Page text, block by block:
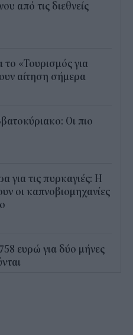
από τις διεθνείς
το «Τουρισμός για
αίτηση σήμερα
Οι πιο
για τις πυρκαγιές: Η
οι καπνοβιομηχανίες
ευρώ για δύο μήνες